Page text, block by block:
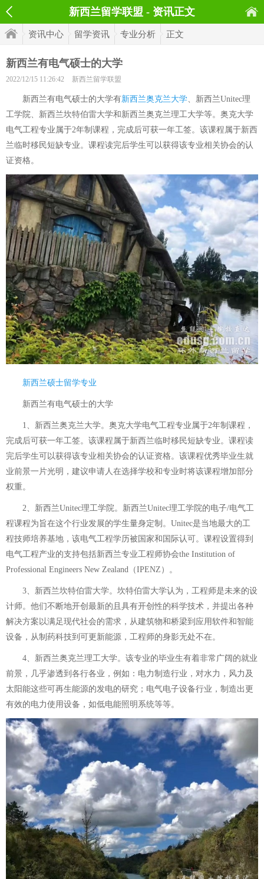
新西兰留学联盟 - 资讯正文
资讯中心 留学资讯 专业分析 正文
新西兰有电气硕士的大学
2022/12/15 11:26:42 新西兰留学联盟
新西兰有电气硕士的大学有新西兰奥克兰大学、新西兰Unitec理
工学院、新西兰坎特伯雷大学和新西兰奥克兰理工大学等。奥克大学
电气工程专业属于2年制课程，完成后可获一年工签。该课程属于新西
兰临时移民短缺专业。课程读完后学生可以获得该专业相关协会的认
证资格。
新西兰硕士留学专业
新西兰有电气硕士的大学
1、新西兰奥克兰大学。奥克大学电气工程专业属于2年制课程，
完成后可获一年工签。该课程属于新西兰临时移民短缺专业。课程读
完后学生可以获得该专业相关协会的认证资格。该课程优秀毕业生就
业前景一片光明，建议申请人在选择学校和专业时将该课程增加部分
权重。
2、新西兰Unitec理工学院。新西兰Unitec理工学院的电子/电气工
程课程为旨在这个行业发展的学生量身定制。Unitec是当地最大的工
程技师培养基地，该电气工程学历被国家和国际认可。课程设置得到
电气工程产业的支持包括新西兰专业工程师协会the Institution of
Professional Engineers New Zealand（IPENZ）。
3、新西兰坎特伯雷大学。坎特伯雷大学认为，工程师是未来的设
计师。他们不断地开创最新的且具有开创性的科学技术，并提出各种
解决方案以满足现代社会的需求，从建筑物和桥梁到应用软件和智能
设备，从制药科技到可更新能源，工程师的身影无处不在。
4、新西兰奥克兰理工大学。该专业的毕业生有着非常广阔的就业
前景，几乎渗透到各行各业，例如：电力制造行业，对水力，风力及
太阳能这些可再生能源的发电的研究；电气电子设备行业，制造出更
有效的电力使用设备，如低电能照明系统等等。